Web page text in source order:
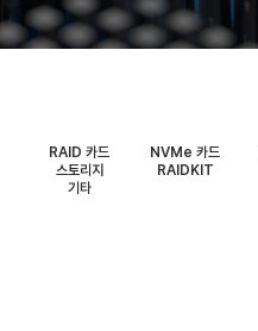
뉴스룸
RAID 카드 NVMe 카드
스토리지
RAIDKIT
기타